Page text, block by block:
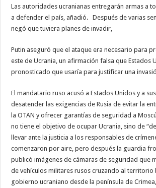
Las autoridades ucranianas entregarán armas a
a defender el país, añadió. Después de varias
negó que tuviera planes de invadir,
Putin aseguró que el ataque era necesario para
este de Ucrania, un afirmación falsa que Estados
pronosticado que usaría para justificar una
El mandatario ruso acusó a Estados Unidos y a
desatender las exigencias de Rusia de evitar la
la OTAN y ofrecer garantías de seguridad a
no tiene el objetivo de ocupar Ucrania, sino de
llevar ante la justicia a los responsables de
comenzaron por aire, pero después la guardia
publicó imágenes de cámaras de seguridad que
de vehículos militares rusos cruzando al territorio
gobierno ucraniano desde la península de